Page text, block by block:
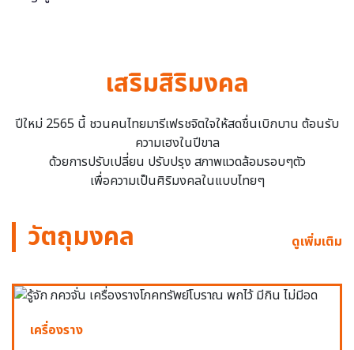
เสริมสิริมงคล
ปีใหม่ 2565 นี้ ชวนคนไทยมารีเฟรชจิตใจให้สดชื่นเบิกบาน ต้อนรับ
ความเฮงในปีขาล
ด้วยการปรับเปลี่ยน ปรับปรุง สภาพแวดล้อมรอบๆตัว
เพื่อความเป็นศิริมงคลในแบบไทยๆ
วัตถุมงคล ดูเพิ่มเติม
เครื่องราง